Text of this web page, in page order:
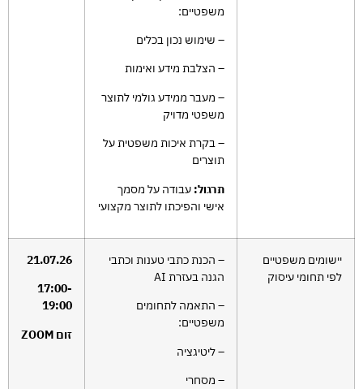
משפטיים:
– שימוש נכון בכלים
– הצלבת מידע ואימות
– מעבר ממידע גולמי לתוצר
משפטי מדויק
– בקרת איכות משפטית על
תוצרים
תרגול: עבודה על מסמך
אישי והפיכתו לתוצר מקצועי
יישומים משפטיים
לפי תחומי עיסוק
– הכנת כתבי טענות וכתבי
הגנה בעזרת AI
– התאמה לתחומים
משפטיים:
– ליטיגציה
– מסחרי
21.07.26
17:00-
19:00
זום ZOOM